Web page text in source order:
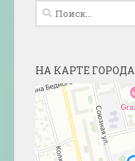
Найти:
НА КАРТЕ ГОРОДА